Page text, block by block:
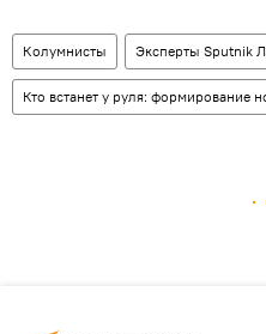
Колумнисты Эксперты Sputnik
Кто встанет у руля: формирование